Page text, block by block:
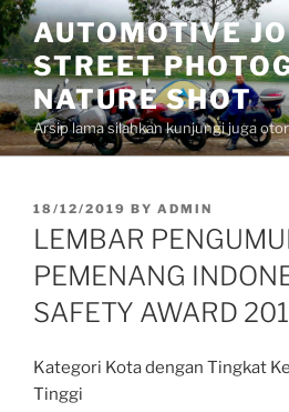
Skip
to
content
AUTOMOTIVE
STREET
NATURE SHOT
Arsip lama silahkan kunjungi juga
POSTED
ON
18/12/2019 BY ADMIN
LEMBAR
PEMENANG
SAFETY AWARD
Kategori Kota dengan Tingkat
Tinggi